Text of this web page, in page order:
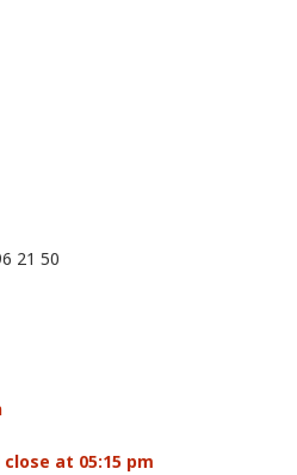
21 50
at 05:15 pm